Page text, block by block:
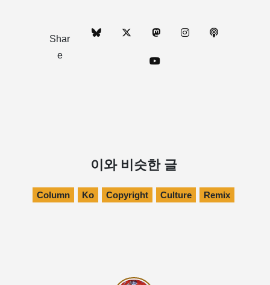
Shar
e
이와 비슷한 글
Column Ko Copyright Culture Remix